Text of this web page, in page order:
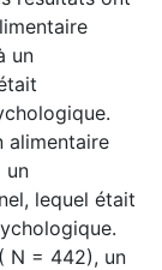
un
alimentaire
un
lequel était
N = 442), un